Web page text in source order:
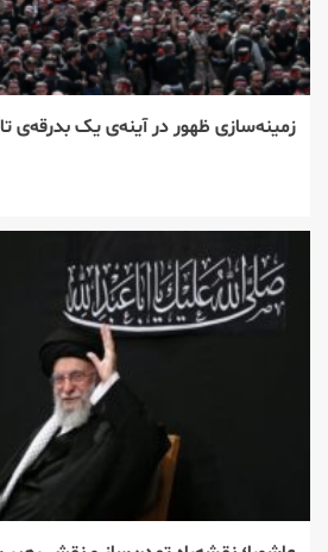
زمینه‌سازی ظهور در آینه‌ی یک بدرقه‌ی